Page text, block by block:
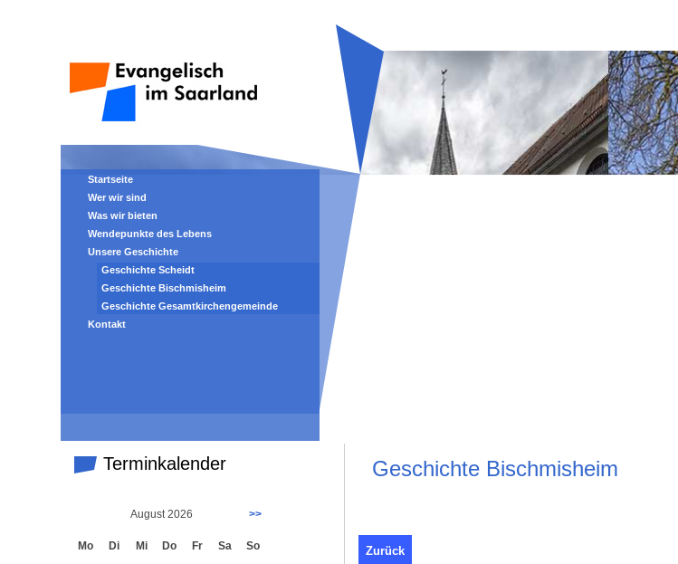
Startseite
Wer wir sind
Was wir bieten
Wendepunkte des Lebens
Unsere Geschichte
Geschichte Scheidt
Geschichte Bischmisheim
Geschichte Gesamtkirchengemeinde
Kontakt
Terminkalender
August 2026 >>
Mo Di Mi Do Fr Sa So
Geschichte Bischmisheim
Zurück